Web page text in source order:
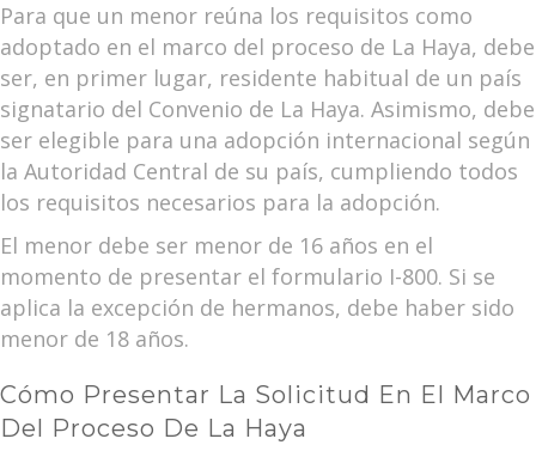
Para que un menor reúna los requisitos como
adoptado en el marco del proceso de La Haya, debe
ser, en primer lugar, residente habitual de un país
signatario del Convenio de La Haya. Asimismo, debe
ser elegible para una adopción internacional según
la Autoridad Central de su país, cumpliendo todos
los requisitos necesarios para la adopción.
El menor debe ser menor de 16 años en el
momento de presentar el formulario I-800. Si se
aplica la excepción de hermanos, debe haber sido
menor de 18 años.
Cómo Presentar La Solicitud En El Marco
Del Proceso De La Haya